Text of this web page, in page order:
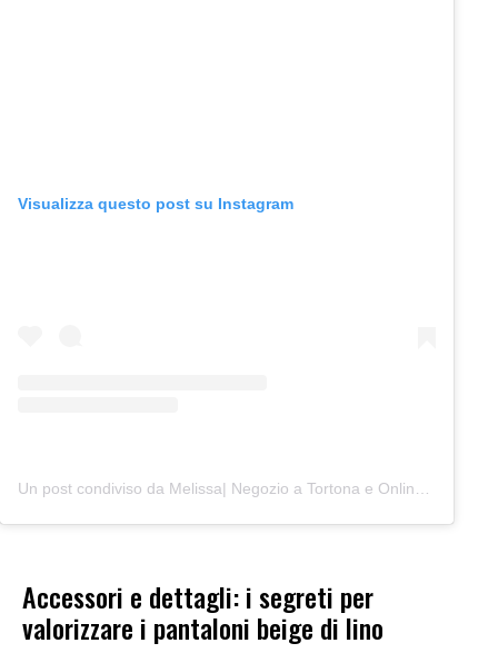
Visualizza questo post su Instagram
Accessori e dettagli: i segreti per
valorizzare i pantaloni beige di lino